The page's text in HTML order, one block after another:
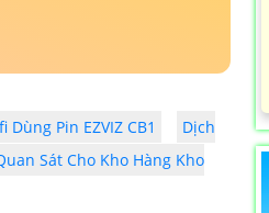
Pin EZVIZ CB1
Dịch
Sát Cho Kho Hàng Kho